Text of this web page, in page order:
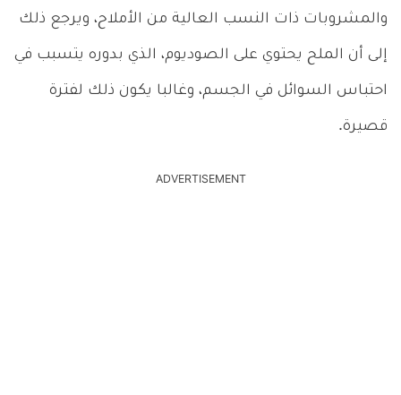
والمشروبات ذات النسب العالية من الأملاح، ويرجع ذلك
إلى أن الملح يحتوي على الصوديوم، الذي بدوره يتسبب في
احتباس السوائل في الجسم، وغالبا يكون ذلك لفترة
قصيرة.
ADVERTISEMENT